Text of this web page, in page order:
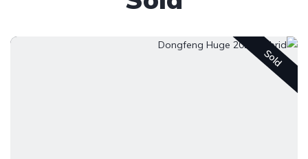
Sold